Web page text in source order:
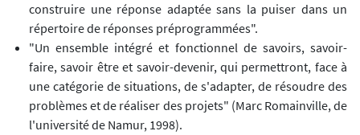
construire une réponse adaptée sans la puiser dans un
répertoire de réponses préprogrammées".
"Un ensemble intégré et fonctionnel de savoirs, savoir-
faire, savoir être et savoir-devenir, qui permettront, face à
une catégorie de situations, de s'adapter, de résoudre des
problèmes et de réaliser des projets" (Marc Romainville, de
l'université de Namur, 1998).